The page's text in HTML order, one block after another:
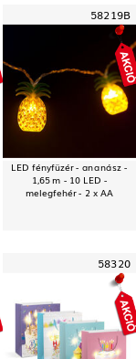
58219B
LED fényfüzér - ananász -
1,65 m - 10 LED -
melegfehér - 2 x AA
58320